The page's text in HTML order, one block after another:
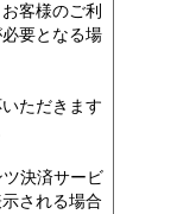
客様のご利
要となる場
ただきます
ツ決済サービ
される場合